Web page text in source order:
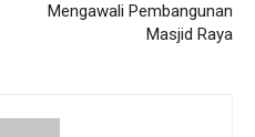
Mengawali Pembangunan
Masjid Raya